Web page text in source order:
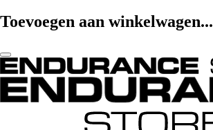
Toevoegen aan winkelwagen...